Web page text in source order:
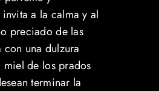
a la calma y al
preciado de las
una dulzura
miel de los prados
terminar la